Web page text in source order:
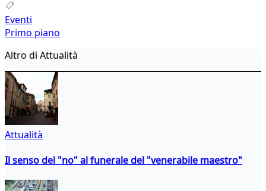
Eventi
Primo piano
Altro di Attualità
Attualità
Il senso del "no" al funerale del "venerabile maestro"